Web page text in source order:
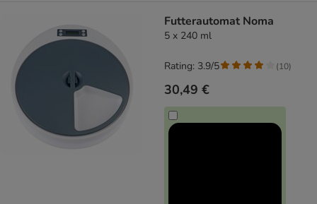
Futterautomat Noma
5 x 240 ml
30,49 €
Rating: 3.9/5 (10)